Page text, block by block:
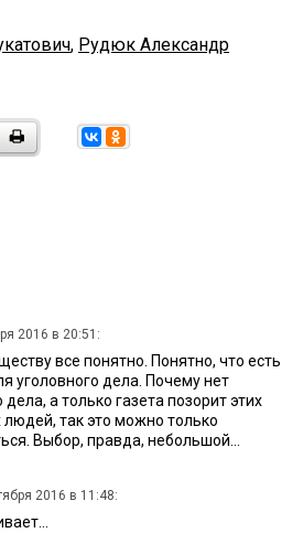
, Рудюк Александр
2016 в 20:51:
все понятно. Понятно, что есть
уголовного дела. Почему нет
дела, а только газета позорит этих
так это можно только
Выбор, правда, небольшой...
2016 в 11:48: